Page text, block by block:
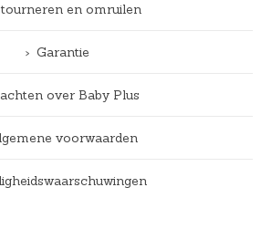
en omruilen
Garantie
over Baby Plus
voorwaarden